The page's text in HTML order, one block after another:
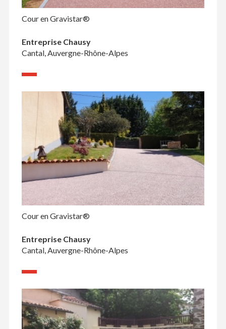
Cour en Gravistar®
Entreprise Chausy
Cantal, Auvergne-Rhône-Alpes
Cour en Gravistar®
Entreprise Chausy
Cantal, Auvergne-Rhône-Alpes